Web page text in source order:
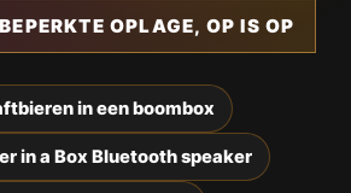
OPLAGE, OP IS OP
in een boombox
in a Box Bluetooth speaker